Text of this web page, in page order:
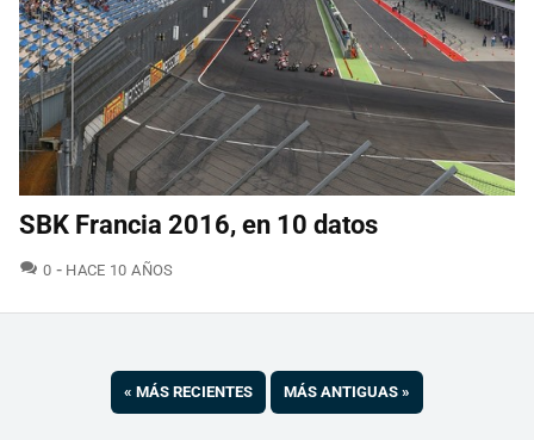
SBK Francia 2016, en 10 datos
0 COMENTARIOS
HACE 10 AÑOS
« MÁS RECIENTES MÁS ANTIGUAS »